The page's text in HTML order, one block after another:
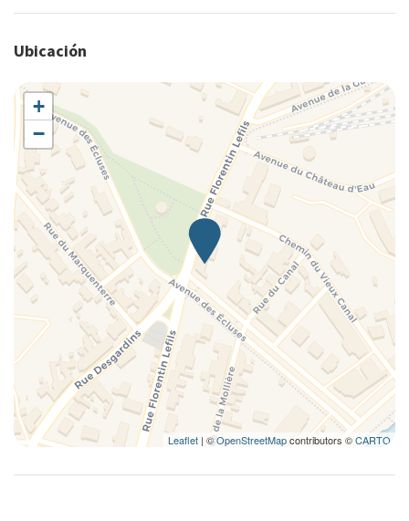
Ubicación
+
−
Leaflet | ©OpenStreetMapcontributors ©CARTO